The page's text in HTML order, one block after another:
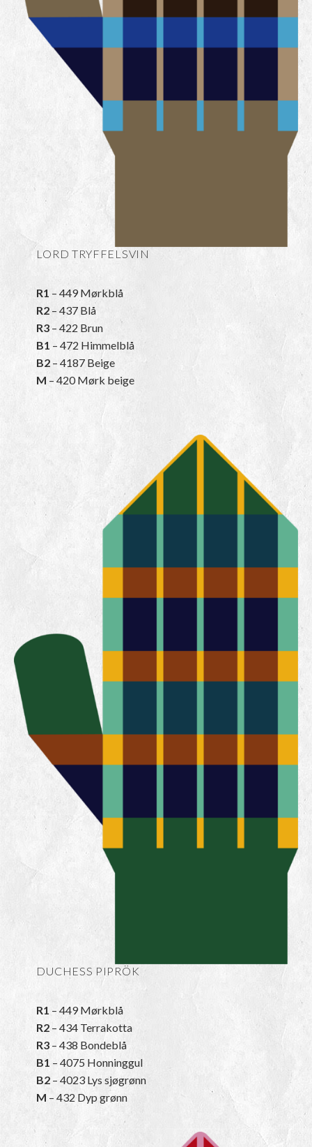
LORD TRYFFELSVIN
R1 – 449 Mørkblå
R2 – 437 Blå
R3 – 422 Brun
B1 – 472 Himmelblå
B2 – 4187 Beige
M – 420 Mørk beige
DUCHESS PIPRÖK
R1 – 449 Mørkblå
R2 – 434 Terrakotta
R3 – 438 Bondeblå
B1 – 4075 Honninggul
B2 – 4023 Lys sjøgrønn
M – 432 Dyp grønn